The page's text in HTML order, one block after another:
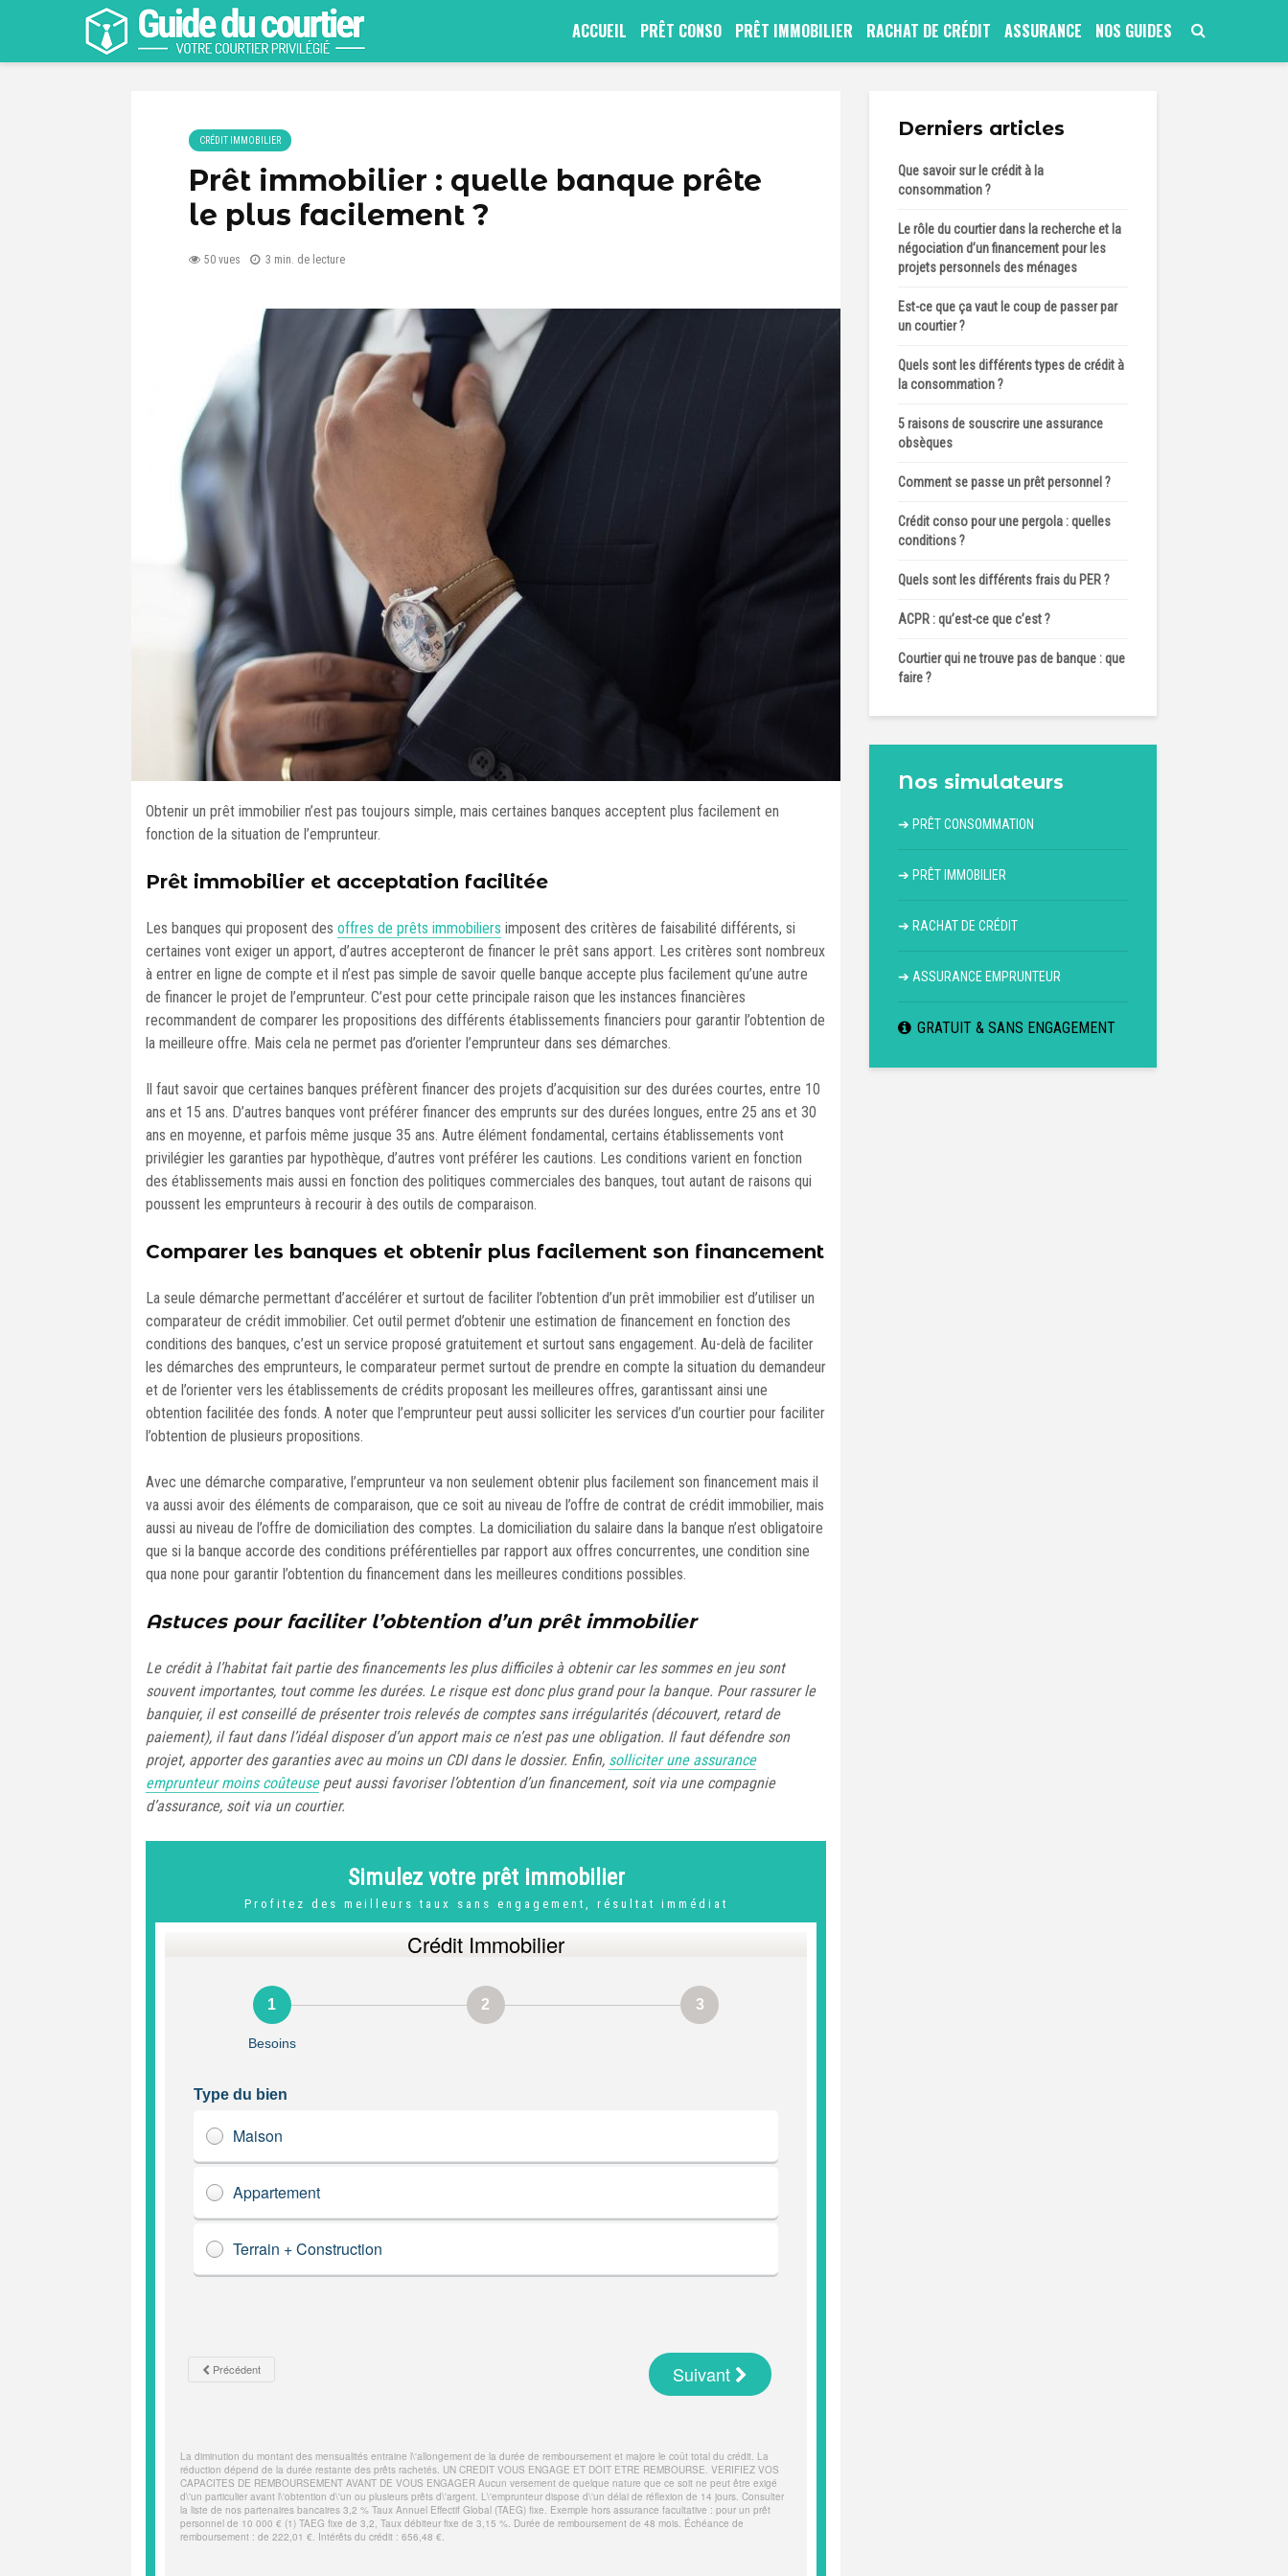
ACCUEIL PRÊT CONSO PRÊT IMMOBILIER RACHAT DE CRÉDIT ASSURANCE NOS GUIDES
CRÉDIT IMMOBILIER
Prêt immobilier : quelle banque prête
le plus facilement ?
50 vues 3 min. de lecture
Obtenir un prêt immobilier n’est pas toujours simple, mais certaines banques acceptent plus facilement en
fonction de la situation de l’emprunteur.
Prêt immobilier et acceptation facilitée
Les banques qui proposent des offres de prêts immobiliers imposent des critères de faisabilité différents, si
certaines vont exiger un apport, d’autres accepteront de financer le prêt sans apport. Les critères sont nombreux
à entrer en ligne de compte et il n’est pas simple de savoir quelle banque accepte plus facilement qu’une autre
de financer le projet de l’emprunteur. C’est pour cette principale raison que les instances financières
recommandent de comparer les propositions des différents établissements financiers pour garantir l’obtention de
la meilleure offre. Mais cela ne permet pas d’orienter l’emprunteur dans ses démarches.
Il faut savoir que certaines banques préfèrent financer des projets d’acquisition sur des durées courtes, entre 10
ans et 15 ans. D’autres banques vont préférer financer des emprunts sur des durées longues, entre 25 ans et 30
ans en moyenne, et parfois même jusque 35 ans. Autre élément fondamental, certains établissements vont
privilégier les garanties par hypothèque, d’autres vont préférer les cautions. Les conditions varient en fonction
des établissements mais aussi en fonction des politiques commerciales des banques, tout autant de raisons qui
poussent les emprunteurs à recourir à des outils de comparaison.
Comparer les banques et obtenir plus facilement son financement
La seule démarche permettant d’accélérer et surtout de faciliter l’obtention d’un prêt immobilier est d’utiliser un
comparateur de crédit immobilier. Cet outil permet d’obtenir une estimation de financement en fonction des
conditions des banques, c’est un service proposé gratuitement et surtout sans engagement. Au-delà de faciliter
les démarches des emprunteurs, le comparateur permet surtout de prendre en compte la situation du demandeur
et de l’orienter vers les établissements de crédits proposant les meilleures offres, garantissant ainsi une
obtention facilitée des fonds. A noter que l’emprunteur peut aussi solliciter les services d’un courtier pour faciliter
l’obtention de plusieurs propositions.
Avec une démarche comparative, l’emprunteur va non seulement obtenir plus facilement son financement mais il
va aussi avoir des éléments de comparaison, que ce soit au niveau de l’offre de contrat de crédit immobilier, mais
aussi au niveau de l’offre de domiciliation des comptes. La domiciliation du salaire dans la banque n’est obligatoire
que si la banque accorde des conditions préférentielles par rapport aux offres concurrentes, une condition sine
qua none pour garantir l’obtention du financement dans les meilleures conditions possibles.
Astuces pour faciliter l’obtention d’un prêt immobilier
Le crédit à l’habitat fait partie des financements les plus difficiles à obtenir car les sommes en jeu sont
souvent importantes, tout comme les durées. Le risque est donc plus grand pour la banque. Pour rassurer le
banquier, il est conseillé de présenter trois relevés de comptes sans irrégularités (découvert, retard de
paiement), il faut dans l’idéal disposer d’un apport mais ce n’est pas une obligation. Il faut défendre son
projet, apporter des garanties avec au moins un CDI dans le dossier. Enfin, solliciter une assurance
emprunteur moins coûteusepeut aussi favoriser l’obtention d’un financement, soit via une compagnie
d’assurance, soit via un courtier.
Simulez votre prêt immobilier
Profitez des meilleurs taux sans engagement, résultat immédiat
Derniers articles
Que savoir sur le crédit à la
consommation ?
Le rôle du courtier dans la recherche et la
négociation d’un financement pour les
projets personnels des ménages
Est-ce que ça vaut le coup de passer par
un courtier ?
Quels sont les différents types de crédit à
la consommation ?
5 raisons de souscrire une assurance
obsèques
Comment se passe un prêt personnel ?
Crédit conso pour une pergola : quelles
conditions ?
Quels sont les différents frais du PER ?
ACPR : qu’est-ce que c’est ?
Courtier qui ne trouve pas de banque : que
faire ?
Nos simulateurs
➔ PRÊT CONSOMMATION
➔ PRÊT IMMOBILIER
➔ RACHAT DE CRÉDIT
➔ ASSURANCE EMPRUNTEUR
GRATUIT & SANS ENGAGEMENT